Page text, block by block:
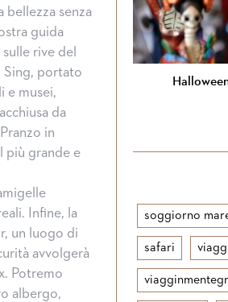
bellezza senza
guida
rive del
Sing, portato
e musei,
da
in
più grande e
Infine, la
un luogo di
avvolgerà
Potremo
albergo,
tradizioni dal mondo
soggiorno
safari